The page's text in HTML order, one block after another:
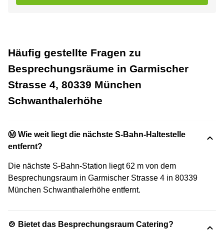
Häufig gestellte Fragen zu
Besprechungsräume in Garmischer
Strasse 4, 80339 München
Schwanthalerhöhe
Ⓜ️ Wie weit liegt die nächste S-Bahn-Haltestelle
entfernt?
Die nächste S-Bahn-Station liegt 62 m von dem
Besprechungsraum in Garmischer Strasse 4 in 80339
München Schwanthalerhöhe entfernt.
🍲 Bietet das Besprechungsraum Catering?